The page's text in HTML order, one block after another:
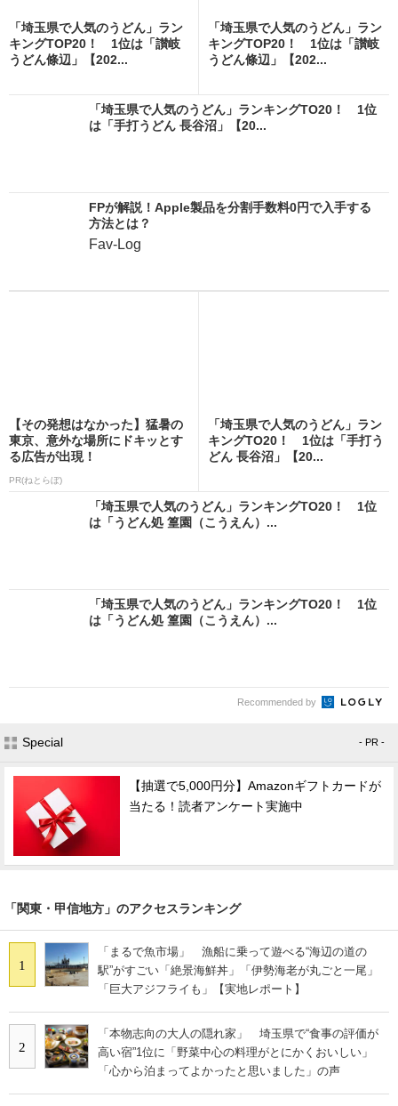
「埼玉県で人気のうどん」ラン
キングTOP20！ 1位は「讃岐
うどん條辺」【202...
「埼玉県で人気のうどん」ラン
キングTOP20！ 1位は「讃岐
うどん條辺」【202...
「埼玉県で人気のうどん」ランキングTO20！ 1位
は「手打うどん 長谷沼」【20...
FPが解説！Apple製品を分割手数料0円で入手する
方法とは？
Fav-Log
【その発想はなかった】猛暑の
東京、意外な場所にドキッとす
る広告が出現！
PR(ねとらぼ)
「埼玉県で人気のうどん」ラン
キングTO20！ 1位は「手打う
どん 長谷沼」【20...
「埼玉県で人気のうどん」ランキングTO20！ 1位
は「うどん処 篁園（こうえん）...
「埼玉県で人気のうどん」ランキングTO20！ 1位
は「うどん処 篁園（こうえん）...
Recommended by
Special - PR -
【抽選で5,000円分】Amazonギフトカードが
当たる！読者アンケート実施中
「関東・甲信地方」のアクセスランキング
1
「まるで魚市場」 漁船に乗って遊べる“海辺の道の
駅”がすごい「絶景海鮮丼」「伊勢海老が丸ごと一尾」
「巨大アジフライも」【実地レポート】
2
「本物志向の大人の隠れ家」 埼玉県で“食事の評価が
高い宿”1位に「野菜中心の料理がとにかくおいしい」
「心から泊まってよかったと思いました」の声